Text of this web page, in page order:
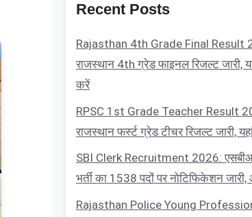
Recent Posts
Rajasthan 4th Grade Final Result
राजस्थान 4th ग्रेड फाइनल रिजल्ट जारी,
करें
RPSC 1st Grade Teacher Result
राजस्थान फर्स्ट ग्रेड टीचर रिजल्ट जारी,
SBI Clerk Recruitment 2026:
भर्ती का 1538 पदों पर नोटिफिकेशन
Rajasthan Police Young